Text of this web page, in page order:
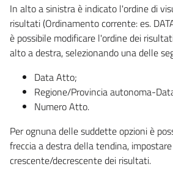
In alto a sinistra è indicato l'ordine di
risultati (Ordinamento corrente: es.
è possibile modificare l'ordine dei
alto a destra, selezionando una delle
Data Atto;
Regione/Provincia autonoma-
Numero Atto.
Per ognuna delle suddette opzioni è
freccia a destra della tendina,
crescente/decrescente dei risultati.